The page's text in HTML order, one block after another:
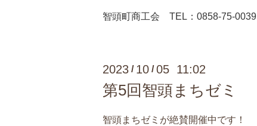
智頭町商工会 TEL：0858-75-0039
2023 / 10 /05 11:02
第5回智頭まちゼミ
智頭まちゼミが絶賛開催中です！